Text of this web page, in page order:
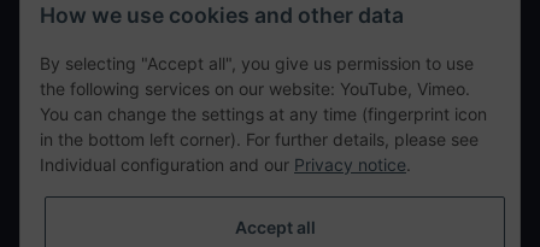
your personal site
contact details
tweet
teilen
How we use cookies and other data
By selecting "Accept all", you give us permission to use
the following services on our website: YouTube, Vimeo.
You can change the settings at any time (fingerprint icon
in the bottom left corner). For further details, please see
Individual configuration and our Privacy notice.
Accept all